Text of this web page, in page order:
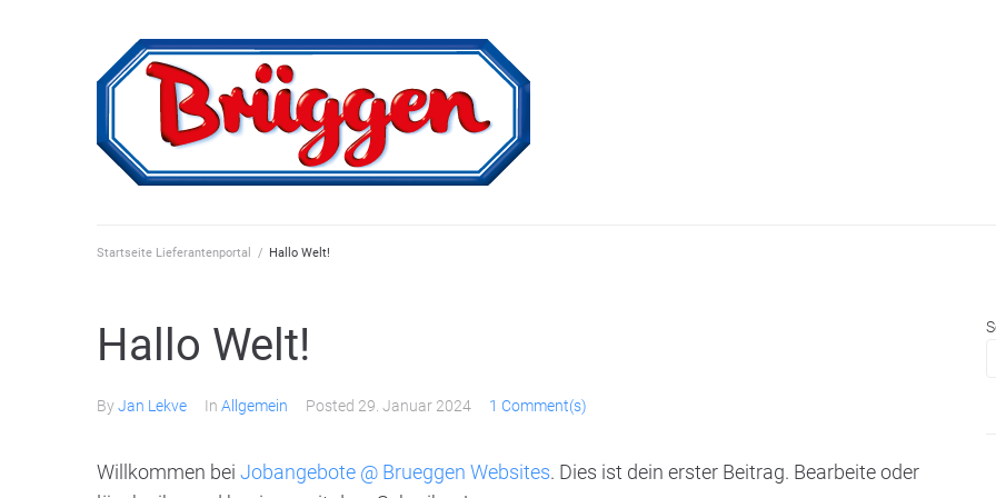
Startseite Lieferantenportal / Hallo Welt!
Hallo Welt!
ByJan Lekve In Allgemein Posted 29. Januar 2024 1 Comment(s)
Willkommen bei Jobangebote @ Brueggen Websites. Dies ist dein erster Beitrag. Bearbeite oder